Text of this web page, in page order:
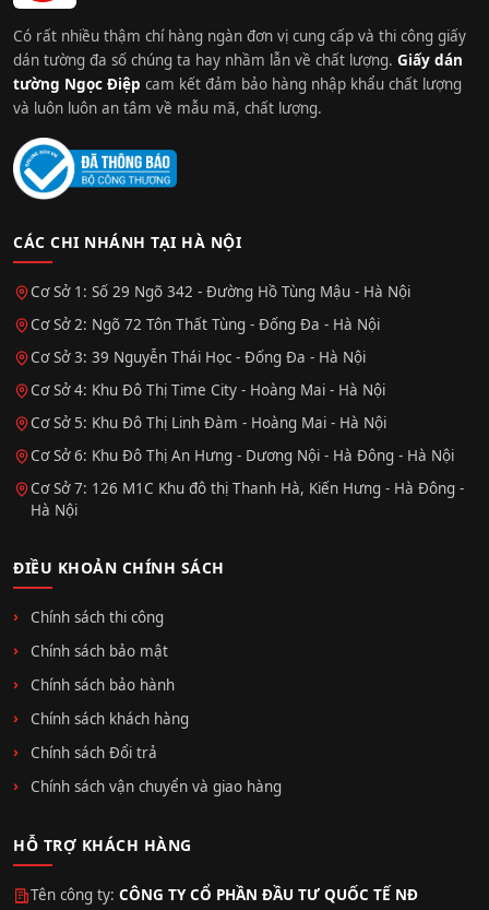
Có rất nhiều thậm chí hàng ngàn đơn vị cung cấp và thi công giấy
dán tường đa số chúng ta hay nhầm lẫn về chất lượng. Giấy dán
tường Ngọc Điệp cam kết đảm bảo hàng nhập khẩu chất lượng
và luôn luôn an tâm về mẫu mã, chất lượng.
CÁC CHI NHÁNH TẠI HÀ NỘI
Cơ Sở 1: Số 29 Ngõ 342 - Đường Hồ Tùng Mậu - Hà Nội
Cơ Sở 2: Ngõ 72 Tôn Thất Tùng - Đống Đa - Hà Nội
Cơ Sở 3: 39 Nguyễn Thái Học - Đống Đa - Hà Nội
Cơ Sở 4: Khu Đô Thị Time City - Hoàng Mai - Hà Nội
Cơ Sở 5: Khu Đô Thị Linh Đàm - Hoàng Mai - Hà Nội
Cơ Sở 6: Khu Đô Thị An Hưng - Dương Nội - Hà Đông - Hà Nội
Cơ Sở 7: 126 M1C Khu đô thị Thanh Hà, Kiến Hưng - Hà Đông -
Hà Nội
ĐIỀU KHOẢN CHÍNH SÁCH
Chính sách thi công
Chính sách bảo mật
Chính sách bảo hành
Chính sách khách hàng
Chính sách Đổi trả
Chính sách vận chuyển và giao hàng
HỖ TRỢ KHÁCH HÀNG
Tên công ty: CÔNG TY CỔ PHẦN ĐẦU TƯ QUỐC TẾ NĐ